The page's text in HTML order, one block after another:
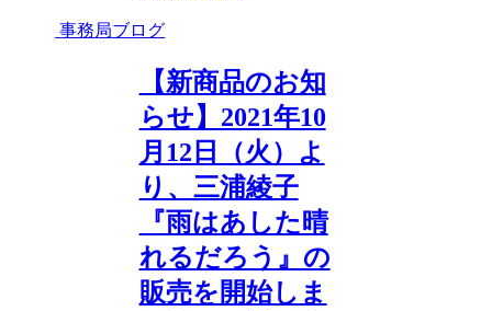
事務局ブログ
【新商品のお知
らせ】2021年10
月12日（火）よ
り、三浦綾子
『雨はあした晴
れるだろう』の
販売を開始しま